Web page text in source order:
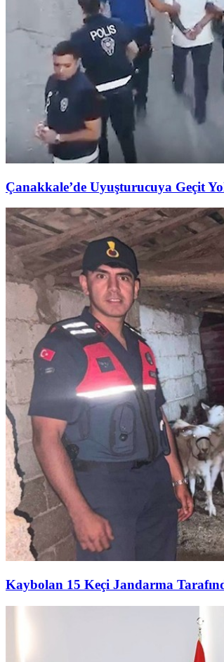
Çanakkale’de Uyuşturucuya Geçit
Kaybolan 15 Keçi Jandarma